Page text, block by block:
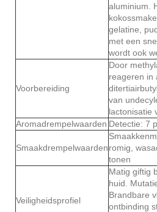
aluminium.
gelatine,
met een
wordt ook
Voorbereiding
Door
reageren in
van
lactonisatie
Aromadrempelwaarden Detectie: 7
Smaakdrempelwaardenromig,
tonen
Veiligheidsprofiel
Matig giftig
huid.
Brandbare
ontbinding